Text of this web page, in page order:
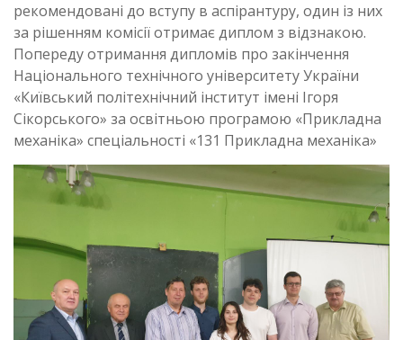
рекомендовані до вступу в аспірантуру, один із них
за рішенням комісії отримає диплом з відзнакою.
Попереду отримання дипломів про закінчення
Національного технічного університету України
«Київський політехнічний інститут імені Ігоря
Сікорського» за освітньою програмою «Прикладна
механіка» спеціальності «131 Прикладна механіка»